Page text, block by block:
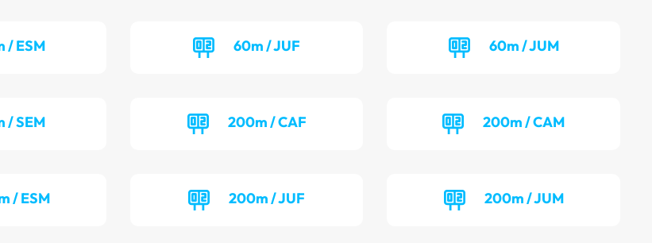
/ ESM 60m / JUF 60m / JUM
/ SEM 200m / CAF 200m / CAM
/ ESM 200m / JUF 200m / JUM